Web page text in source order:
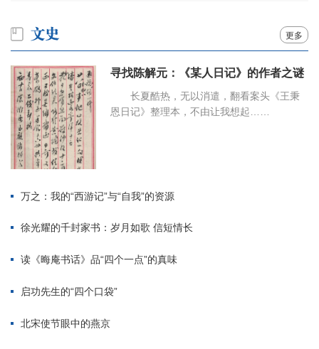
更多
寻找陈解元：《某人日记》的作者之谜
长夏酷热，无以消遣，翻看案头《王秉
恩日记》整理本，不由让我想起……
万之：我的“西游记”与“自我”的资源
徐光耀的千封家书：岁月如歌 信短情长
读《晦庵书话》品“四个一点”的真味
启功先生的“四个口袋”
北宋使节眼中的燕京